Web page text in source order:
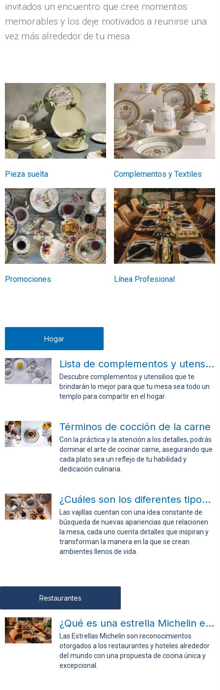
invitados un encuentro que cree momentos
memorables y los deje motivados a reunirse una
vez más alrededor de tu mesa.
Pieza suelta Complementos y Textiles
Promociones Línea Profesional
Hogar
Lista de complementos y utensilios para la mesa
Descubre complementos y utensilios que te
brindarán lo mejor para que tu mesa sea todo un
templo para compartir en el hogar.
Términos de cocción de la carne
Con la práctica y la atención a los detalles, podrás
dominar el arte de cocinar carne, asegurando que
cada plato sea un reflejo de tu habilidad y
dedicación culinaria.
¿Cuáles son los diferentes tipos de vajillas?
Las vajillas cuentan con una idea constante de
búsqueda de nuevas apariencias que relacionen
la mesa, cada uno cuenta detalles que inspiran y
transforman la manera en la que se crean
ambientes llenos de vida.
Restaurantes
¿Qué es una estrella Michelin en cocina?
Las Estrellas Michelin son reconocimientos
otorgados a los restaurantes y hoteles alrededor
del mundo con una propuesta de cocina única y
excepcional.